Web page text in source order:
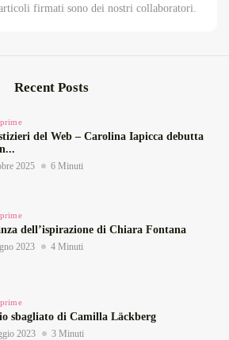
firmati sono dei nostri collaboratori.
Recent Posts
del Web – Carolina Iapicca debutta
2025 6 Minuti
dell’ispirazione di Chiara Fontana
2023 4 Minuti
sbagliato di Camilla Läckberg
2023 3 Minuti